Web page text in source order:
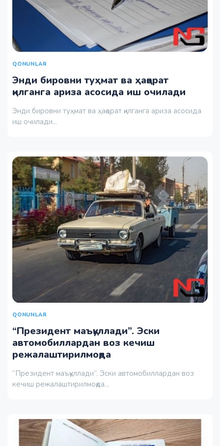
QONUNLAR
Энди бировни туҳмат ва ҳақорат
қилганга ариза асосида иш очилади
Энди бировни туҳмат ва ҳақорат қилганга ариза асосида
иш очилади...
QONUNLAR
“Президент маъқуллади”. Эски
автомобиллардан воз кечиш
режалаштирилмоқда
“Президент маъқуллади”. Эски автомобиллардан воз
кечиш режалаштирилмоқда...